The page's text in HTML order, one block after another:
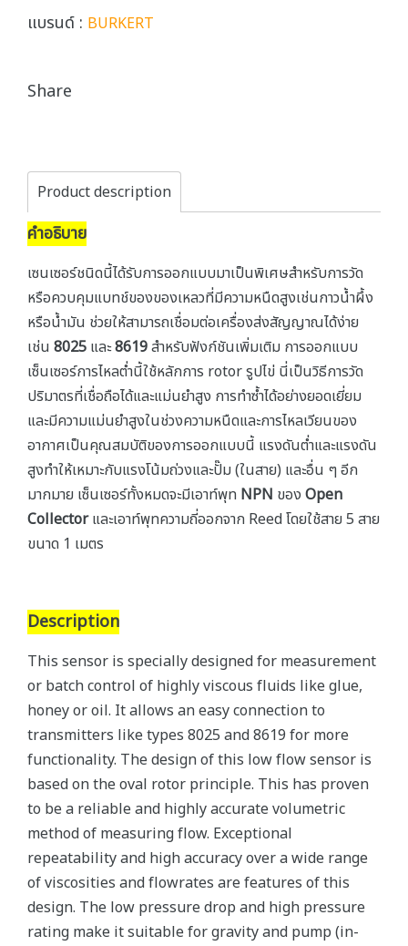
แบรนด์ : BURKERT
Share
Product description
คำอธิบาย
เซนเซอร์ชนิดนี้ได้รับการออกแบบมาเป็นพิเศษสำหรับการวัด
หรือควบคุมแบทช์ของของเหลวที่มีความหนืดสูงเช่นกาวน้ำผึ้ง
หรือน้ำมัน ช่วยให้สามารถเชื่อมต่อเครื่องส่งสัญญาณได้ง่าย
เช่น 8025 และ8619สำหรับฟังก์ชันเพิ่มเติม การออกแบบ
เซ็นเซอร์การไหลต่ำนี้ใช้หลักการ rotor รูปไข่ นี่เป็นวิธีการวัด
ปริมาตรที่เชื่อถือได้และแม่นยำสูง การทำซ้ำได้อย่างยอดเยี่ยม
และมีความแม่นยำสูงในช่วงความหนืดและการไหลเวียนของ
อากาศเป็นคุณสมบัติของการออกแบบนี้ แรงดันต่ำและแรงดัน
สูงทำให้เหมาะกับแรงโน้มถ่วงและปั๊ม (ในสาย) และอื่น ๆ อีก
มากมาย เซ็นเซอร์ทั้งหมดจะมีเอาท์พุท NPN ของ Open
Collectorและเอาท์พุทความถี่ออกจาก Reed โดยใช้สาย 5 สาย
ขนาด 1 เมตร
Description
This sensor is specially designed for measurement
or batch control of highly viscous fluids like glue,
honey or oil. It allows an easy connection to
transmitters like types 8025 and 8619 for more
functionality. The design of this low flow sensor is
based on the oval rotor principle. This has proven
to be a reliable and highly accurate volumetric
method of measuring flow. Exceptional
repeatability and high accuracy over a wide range
of viscosities and flowrates are features of this
design. The low pressure drop and high pressure
rating make it suitable for gravity and pump (in-